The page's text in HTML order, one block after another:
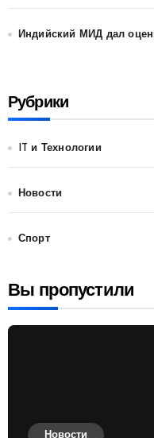
Индийский МИД дал
Рубрики
IT и Технологии
Новости
Спорт
Вы пропустили
Новости